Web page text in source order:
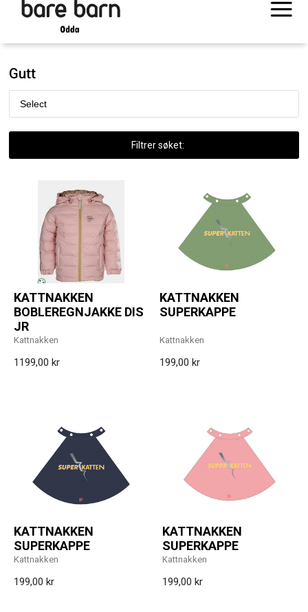
Gutt
Filtrer søket:
KATTNAKKEN
BOBLEREGNJAKKE DIS
JR
Kattnakken
1199,00 kr
KATTNAKKEN
SUPERKAPPE
Kattnakken
199,00 kr
KATTNAKKEN
SUPERKAPPE
Kattnakken
199,00 kr
KATTNAKKEN
SUPERKAPPE
Kattnakken
199,00 kr